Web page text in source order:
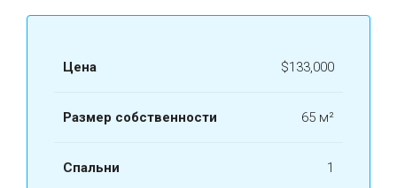
Цена $133,000
Размер собственности 65 м²
Спальни 1